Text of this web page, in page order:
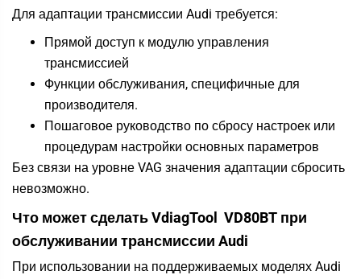
Для адаптации трансмиссии Audi требуется:
Прямой доступ к модулю управления
трансмиссией
Функции обслуживания, специфичные для
производителя.
Пошаговое руководство по сбросу настроек или
процедурам настройки основных параметров
Без связи на уровне VAG значения адаптации сбросить
невозможно.
Что может сделать VdiagTool
VD80BT при
обслуживании трансмиссии Audi
При использовании на поддерживаемых моделях Audi